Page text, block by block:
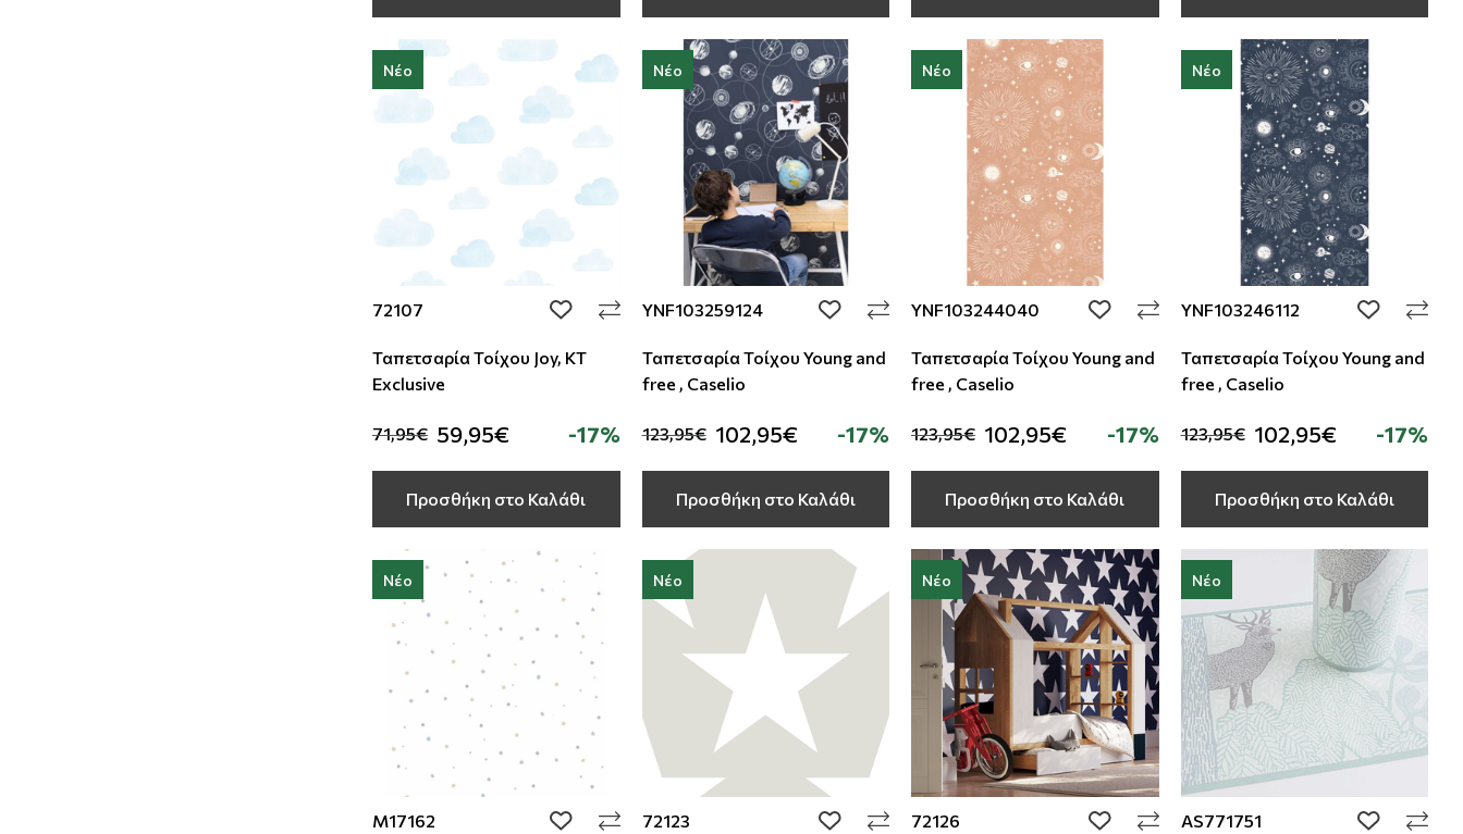
Νέο
72107 add to wishlist
Ταπετσαρία Τοίχου Joy, KT
Exclusive
71,95€ 59,95€ -17%
Προσθήκη στο Καλάθι
Νέο
YNF103259124 add to wishlist
Ταπετσαρία Τοίχου Young and
free , Caselio
123,95€ 102,95€ -17%
Προσθήκη στο Καλάθι
Νέο
YNF103244040 add to wishlist
Ταπετσαρία Τοίχου Young and
free , Caselio
123,95€ 102,95€ -17%
Προσθήκη στο Καλάθι
Νέο
YNF103246112 add to
Ταπετσαρία Τοίχου Young and
free , Caselio
123,95€ 102,95€ -17%
Προσθήκη στο Καλάθι
Νέο
M17162 add to wishlist
Νέο
72123 add to wishlist
Νέο
72126 add to wishlist
Νέο
AS771751 add to